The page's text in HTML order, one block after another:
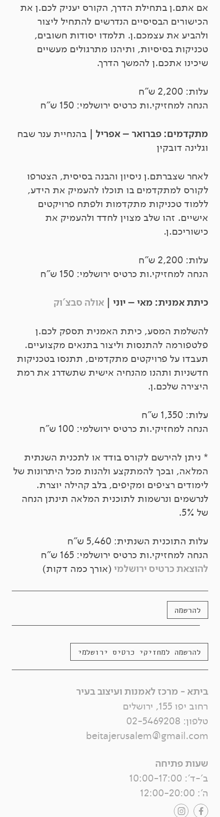
אם אתם.ן בתחילת הדרך, הקורס יעניק לכם.ן את
הכישורים הבסיסיים הנדרשים להתחיל ליצור
ולהביע את עצמכם.ן. תלמדו יסודות חשובים,
טכניקות בסיסיות, ותיהנו מתרגולים מעשיים
שיכינו אתכם.ן להמשך הדרך.
עלות: 2,200 ש"ח
הנחה למחזיקי.ות כרטיס ירושלמי: 150 ש"ח
מתקדמים: פברואר – אפריל | בהנחיית ענר שבח
וגלינה דובקין
לאחר שצברתם.ן ניסיון והבנה בסיסית, הצטרפו
לקורס למתקדמים בו תוכלו להעמיק את הידע,
ללמוד טכניקות מתקדמות ולפתח פרויקטים
אישיים. זהו שלב מצוין לחדד ולהעמיק את
כישוריכם.ן.
עלות: 2,200 ש"ח
הנחה למחזיקי.ות כרטיס ירושלמי: 150 ש"ח
כיתת אמנית: מאי – יוני | אולה סבצ'וק
להשלמת המסע, כיתת האמנית תספק לכם.ן
פלטפורמה להתנסות וליצור בתנאים מקצועיים.
תעבדו על פרויקטים מתקדמים, תתנסו בטכניקות
חדשניות ותהנו מהנחיה אישית שתשדרג את רמת
היצירה שלכם.ן.
עלות: 1,350 ש"ח
הנחה למחזיקי.ות כרטיס ירושלמי: 100 ש"ח
* ניתן להירשם לקורס בודד או לתכנית השנתית
המלאה, ובכך להמתקצע ולהנות מכל היתרונות של
לימודים רציפים ומקיפים, בלב קהילה יוצרת.
לנרשמים ונרשמות לתוכנית המלאה תינתן הנחה
של 5%.
עלות התוכנית השנתית: 5,460 ש"ח
הנחה למחזיקי.ות כרטיס ירושלמי: 165 ש"ח
להוצאת כרטיס ירושלמי (אורך כמה דקות)
להרשמה
להרשמה למחזיקי כרטיס ירושלמי
ביתא - מרכז לאמנות ועיצוב בעיר
רחוב יפו 155, ירושלים
טלפון: 02-5469208
beitajerusalem@gmail.com
שעות פתיחה
ב'-ד': 10:00-17:00
ה': 12:00-20:00